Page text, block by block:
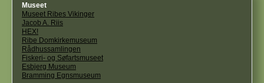
Museet
Museet Ribes Vikinger
Jacob A. Riis
HEX!
Ribe Domkirkemuseum
Rådhussamlingen
Fiskeri- og Søfartsmuseet
Esbjerg Museum
Bramming Egnsmuseum